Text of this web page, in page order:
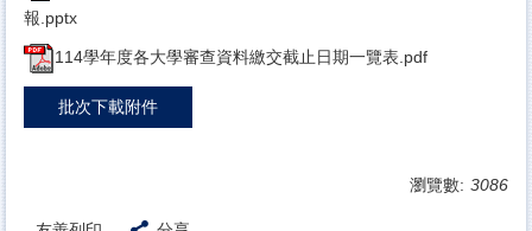
報.pptx
114學年度各大學審查資料繳交截止日期一覽表.pdf
批次下載附件
瀏覽數: 3086